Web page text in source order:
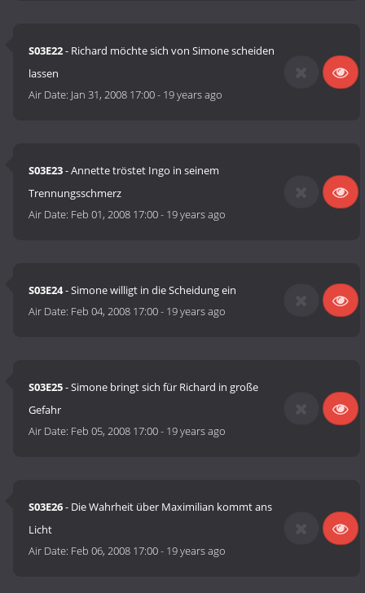
S03E22- Richard möchte sich von Simone scheiden
lassen
Air Date: Jan 31, 2008 17:00- 19 years ago
S03E23- Annette tröstet Ingo in seinem
Trennungsschmerz
Air Date: Feb 01, 2008 17:00- 19 years ago
S03E24- Simone willigt in die Scheidung ein
Air Date: Feb 04, 2008 17:00- 19 years ago
S03E25- Simone bringt sich für Richard in große
Gefahr
Air Date: Feb 05, 2008 17:00- 19 years ago
S03E26- Die Wahrheit über Maximilian kommt ans
Licht
Air Date: Feb 06, 2008 17:00- 19 years ago